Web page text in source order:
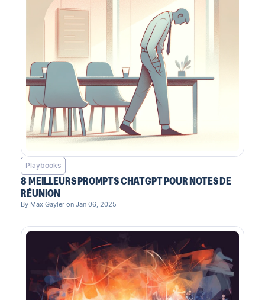
Playbooks
8 MEILLEURS PROMPTS CHATGPT POUR NOTES DE
RÉUNION
By Max Gayler on Jan 06, 2025